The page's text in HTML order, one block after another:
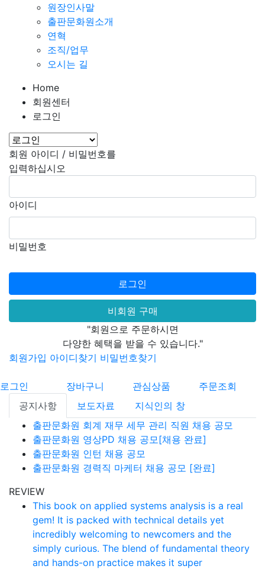
원장인사말
출판문화원소개
연혁
조직/업무
오시는 길
Home
회원센터
로그인
회원 아이디 / 비밀번호를
입력하십시오
아이디
비밀번호
로그인
비회원 구매
"회원으로 주문하시면
다양한 혜택을 받을 수 있습니다."
회원가입 아이디찾기 비밀번호찾기
로그인 장바구니 관심상품
주문조회
공지사항
보도자료
지식인의 창
출판문화원 회계 재무 세무 관리 직원 채용 공모
출판문화원 영상PD 채용 공모[채용 완료]
출판문화원 인턴 채용 공모
출판문화원 경력직 마케터 채용 공모 [완료]
REVIEW
This book on applied systems analysis is a real
gem! It is packed with technical details yet
incredibly welcoming to newcomers and the
simply curious. The blend of fundamental theory
and hands-on practice makes it super